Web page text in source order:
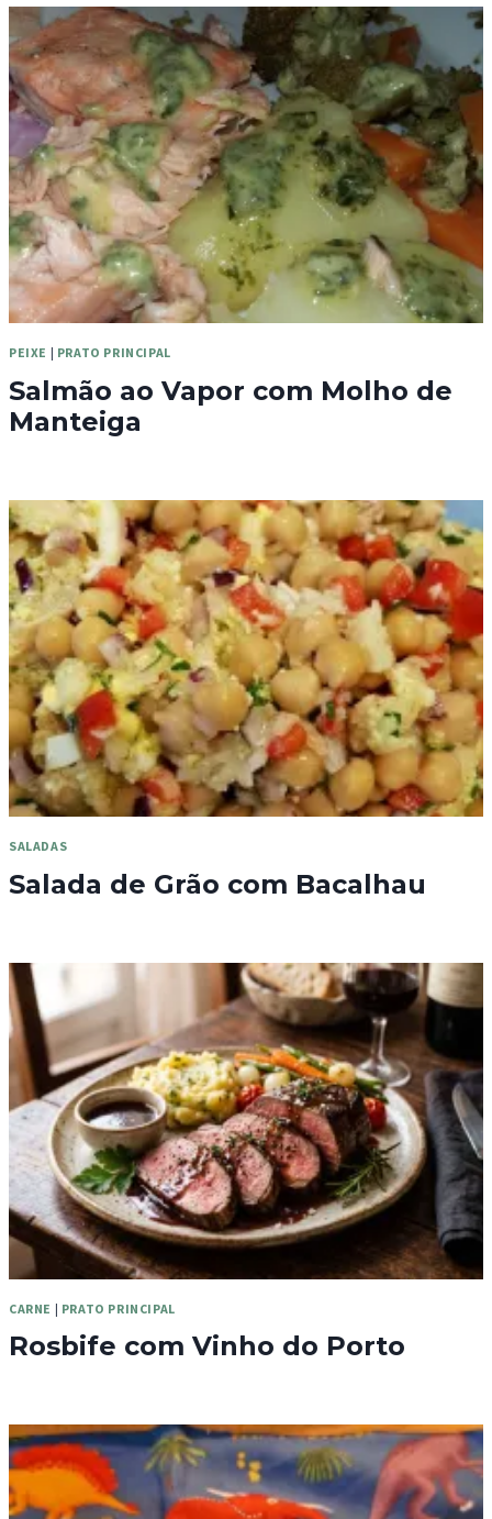
PEIXE | PRATO PRINCIPAL
Salmão ao Vapor com Molho de
Manteiga
SALADAS
Salada de Grão com Bacalhau
CARNE | PRATO PRINCIPAL
Rosbife com Vinho do Porto